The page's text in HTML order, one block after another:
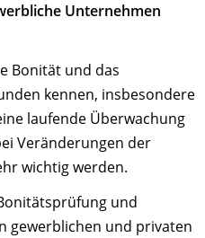
Unternehmen
Bonität und das
kennen, insbesondere
laufende Überwachung
Veränderungen der
wichtig werden.
und
gewerblichen und privaten